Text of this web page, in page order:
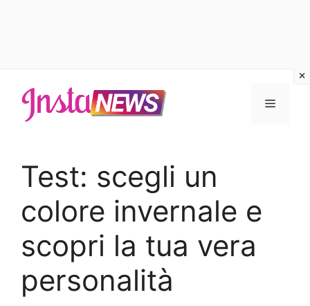
contenuto
Menu
Test: scegli un
colore invernale e
scopri la tua vera
personalità